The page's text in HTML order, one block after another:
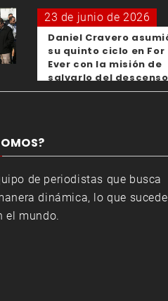
23 de junio de 2026
Daniel Cravero
su quinto ciclo en For
Ever con la misión de
salvarlo del descenso
de periodistas que busca
dinámica, lo que
el mundo.